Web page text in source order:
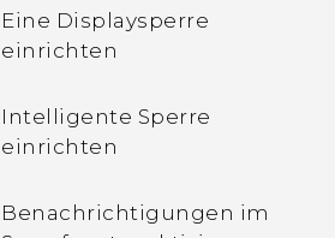
wird?
aber der verfügbare
Speicher ist geringer als
Warum ist das so?
Eine Displaysperre
einrichten
Intelligente Sperre
einrichten
Benachrichtigungen im